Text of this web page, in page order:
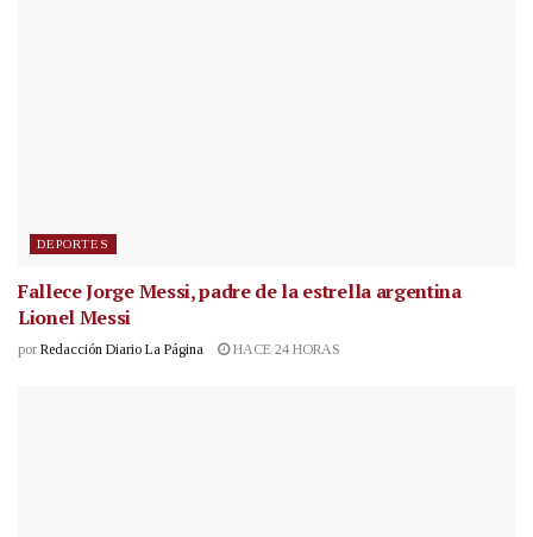
DEPORTES
Fallece Jorge Messi, padre de la estrella argentina
Lionel Messi
por Redacción Diario La Página HACE 24 HORAS